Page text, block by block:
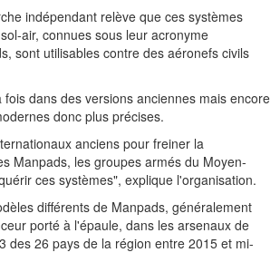
indépendant relève que ces systèmes
air, connues sous leur acronyme
sont utilisables contre des aéronefs civils
fois dans des versions anciennes mais encore
donc plus précises.
anciens pour freiner la
Manpads, les groupes armés du Moyen-
ces systèmes", explique l'organisation.
différents de Manpads, généralement
porté à l'épaule, dans les arsenaux de
des 26 pays de la région entre 2015 et mi-